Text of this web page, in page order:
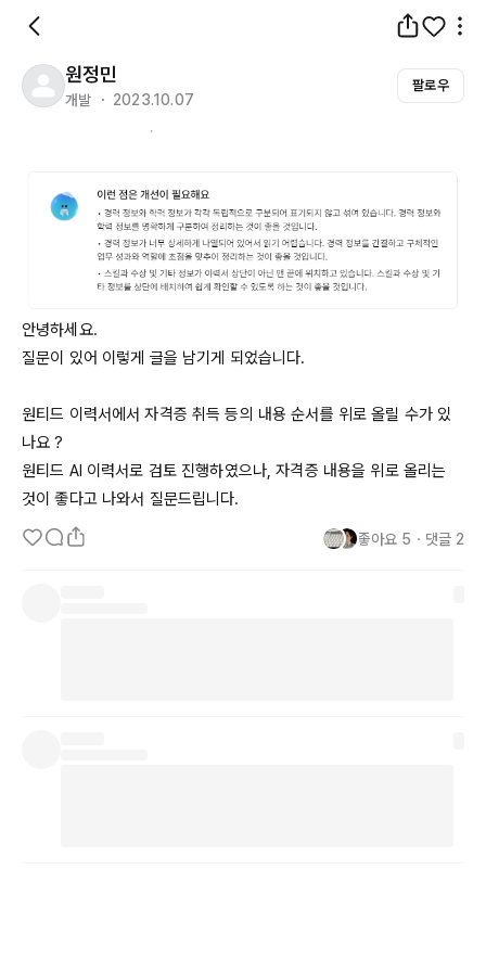
원정민
개발 ・ 2023.10.07
팔로우
안녕하세요.
질문이 있어 이렇게 글을 남기게 되었습니다.
원티드 이력서에서 자격증 취득 등의 내용 순서를 위로 올릴 수가 있
나요 ?
원티드 AI 이력서로 검토 진행하였으나, 자격증 내용을 위로 올리는
것이 좋다고 나와서 질문드립니다.
좋아요 5 ・ 댓글 2